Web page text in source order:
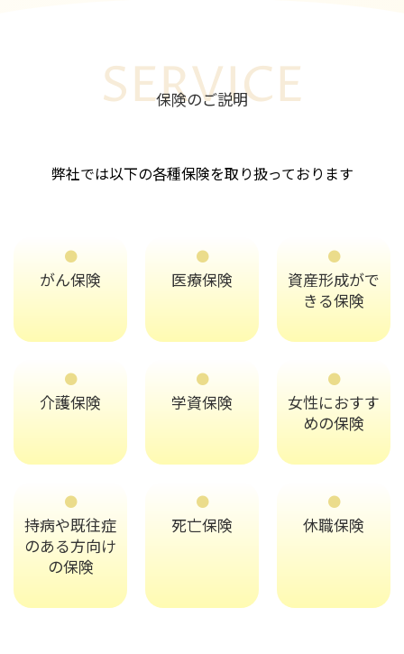
保険のご説明
SERVICE
弊社では以下の各種保険を取り扱っております
がん保険 医療保険
資産形成がで
きる保険
介護保険 学資保険
女性におすす
めの保険
持病や既往症
のある方向け
の保険
死亡保険 休職保険